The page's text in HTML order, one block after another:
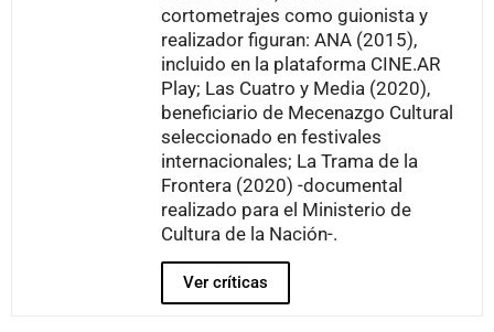
cortometrajes como guionista y
realizador figuran: ANA (2015),
incluido en la plataforma CINE.AR
Play; Las Cuatro y Media (2020),
beneficiario de Mecenazgo Cultural
seleccionado en festivales
internacionales; La Trama de la
Frontera (2020) -documental
realizado para el Ministerio de
Cultura de la Nación-.
Ver críticas